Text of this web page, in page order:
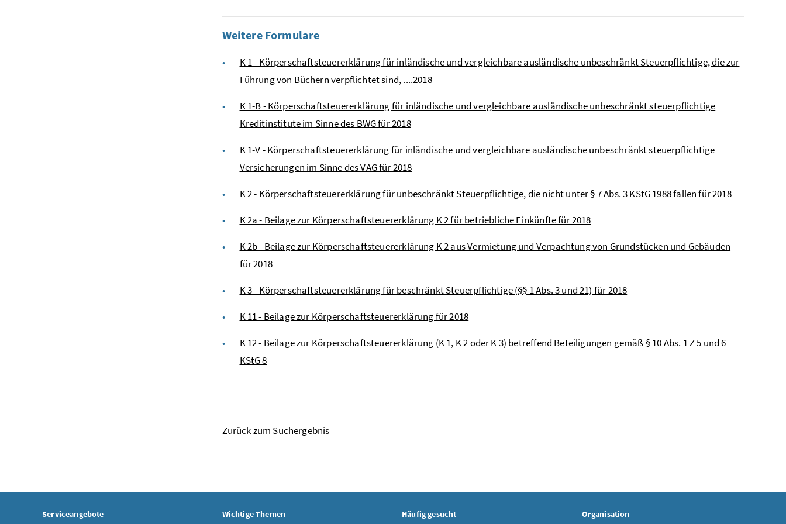
Weitere Formulare
K 1 - Körperschaftsteuererklärung für inländische und vergleichbare ausländische unbeschränkt Steuerpflichtige, die zur
Führung von Büchern verpflichtet sind, ....2018
K 1-B - Körperschaftsteuererklärung für inländische und vergleichbare ausländische unbeschränkt steuerpflichtige
Kreditinstitute im Sinne des BWG für 2018
K 1-V - Körperschaftsteuererklärung für inländische und vergleichbare ausländische unbeschränkt steuerpflichtige
Versicherungen im Sinne des VAG für 2018
K 2 - Körperschaftsteuererklärung für unbeschränkt Steuerpflichtige, die nicht unter § 7 Abs. 3 KStG 1988 fallen für 2018
K 2a - Beilage zur Körperschaftsteuererklärung K 2 für betriebliche Einkünfte für 2018
K 2b - Beilage zur Körperschaftsteuererklärung K 2 aus Vermietung und Verpachtung von Grundstücken und Gebäuden
für 2018
K 3 - Körperschaftsteuererklärung für beschränkt Steuerpflichtige (§§ 1 Abs. 3 und 21) für 2018
K 11 - Beilage zur Körperschaftsteuererklärung für 2018
K 12 - Beilage zur Körperschaftsteuererklärung (K 1, K 2 oder K 3) betreffend Beteiligungen gemäß § 10 Abs. 1 Z 5 und 6
KStG 8
Zurück zum Suchergebnis
Serviceangebote Wichtige Themen Häufig gesucht Organisation